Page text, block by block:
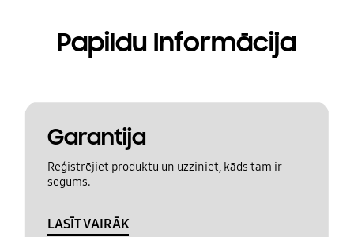
Papildu Informācija
Garantija
Reģistrējiet produktu un uzziniet, kāds tam ir
segums.
LASĪT VAIRĀK